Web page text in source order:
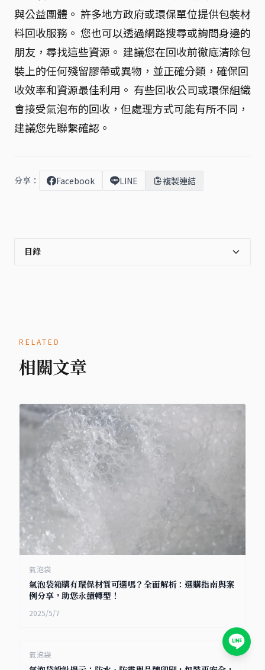
與公益團體。 許多地方政府或環保單位提供包裝材
料回收服務。 您也可以透過網路搜尋或詢問身邊的
朋友，尋找這些資源。 建議您在回收前徹底清除包
裝上的任何殘留膠帶或異物，並正確分類，確保回
收效率和資源最佳利用。 有些回收公司或環保組織
會接受氣泡布的回收，但處理方式可能有所不同，
建議您先聯繫確認。
分享： Facebook LINE 複製連結
目錄
RELATED
相關文章
氣泡袋
氣泡袋箱購有環保材質可選嗎？全面解析：選購指南與案
例分享，助您永續轉型！
2025/5/7
氣泡袋